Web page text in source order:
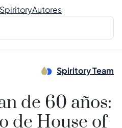
Autores
Spiritory Team
de 60 años:
de House of